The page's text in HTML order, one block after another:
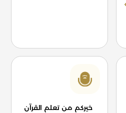
خيركم من تعلم القرآن